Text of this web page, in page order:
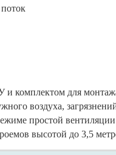
и комплектом для
воздуха,
простой вентиляции
высотой до 3,5